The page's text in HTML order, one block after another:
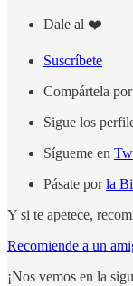
Dale al ❤️
Suscríbete
Compártela
Sigue los
Sígueme en
Pásate porla
Y si te apetece,
Recomiende a un
¡Nos vemos en la